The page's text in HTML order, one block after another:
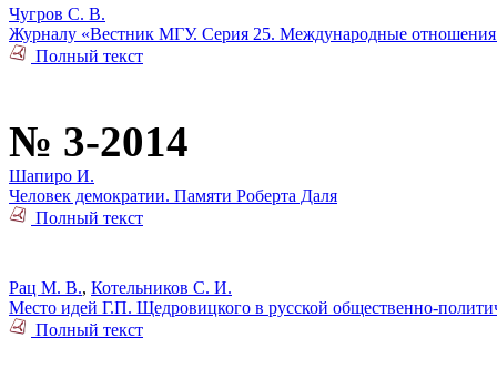
Чугров С. В.
Журналу «Вестник МГУ. Серия 25. Международные отношения
Полный текст
№ 3-2014
Шапиро И.
Человек демократии. Памяти Роберта Даля
Полный текст
Рац М. В., Котельников С. И.
Место идей Г.П. Щедровицкого в русской общественно-
Полный текст